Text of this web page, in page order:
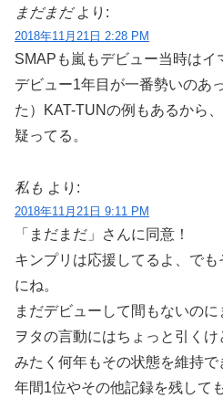
まだまだ より:
2018年11月21日 2:28 PM
SMAPも嵐もデビュー当時はイ
デビュー1年目が一番勢いのあ
た）KAT-TUNの例もあるから
疑ってる。
私も より:
2018年11月21日 9:11 PM
「まだまだ」さんに同意！
キンプリは応援してるよ、で
にね。
まだデビューして間もないの
ヲタの言動にはちょっと引く
みたく何年もその状態を維持で
年間1位やその他記録を残して